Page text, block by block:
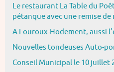
Le restaurant La Table du
pétanque avec une remise
A Louroux-Hodement, aussi
Nouvelles tondeuses Auto-
Conseil Municipal le 10 juillet